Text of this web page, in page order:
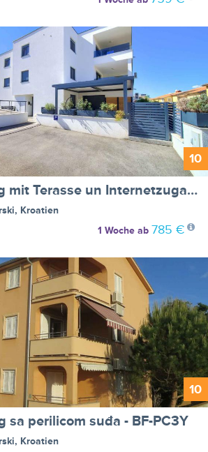
10
Ferienwohnung mit Terasse un Internetzugang - BF-M8G47
, Kroatien
1 Wocheab 785 €
10
sa perilicom suđa - BF-PC3Y
, Kroatien